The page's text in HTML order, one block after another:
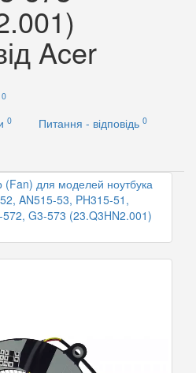
Acer
0
0 Питання - відповідь 0